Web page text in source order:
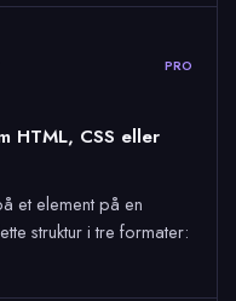
PRO
HTML, CSS eller
et element på en
struktur i tre formater: